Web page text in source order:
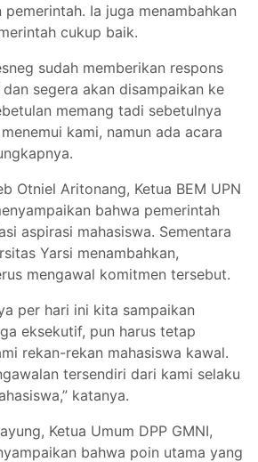
Ia juga menambahkan
cukup baik.
sudah memberikan respons
segera akan disampaikan ke
memang tadi sebetulnya
kami, namun ada acara
Otniel Aritonang, Ketua BEM UPN
bahwa pemerintah
aspirasi mahasiswa. Sementara
Yarsi menambahkan,
mengawal komitmen tersebut.
per hari ini kita sampaikan
eksekutif, pun harus tetap
rekan-rekan mahasiswa kawal.
tersendiri dari kami selaku
katanya.
Ketua Umum DPP GMNI,
bahwa poin utama yang